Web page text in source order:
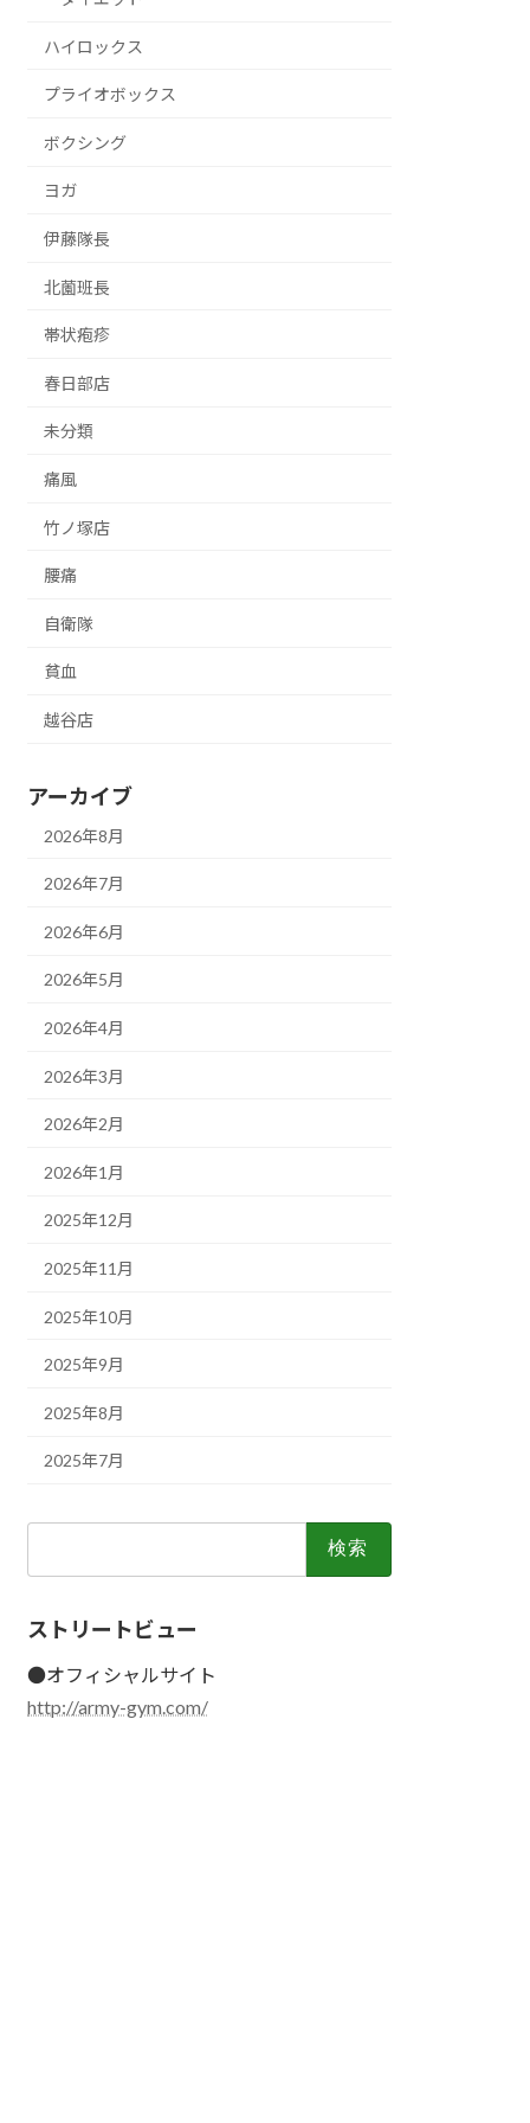
ハイロックス
プライオボックス
ボクシング
ヨガ
伊藤隊長
北薗班長
帯状疱疹
春日部店
未分類
痛風
竹ノ塚店
腰痛
自衛隊
貧血
越谷店
アーカイブ
2026年8月
2026年7月
2026年6月
2026年5月
2026年4月
2026年3月
2026年2月
2026年1月
2025年12月
2025年11月
2025年10月
2025年9月
2025年8月
2025年7月
ストリートビュー
●オフィシャルサイト
http://army-gym.com/